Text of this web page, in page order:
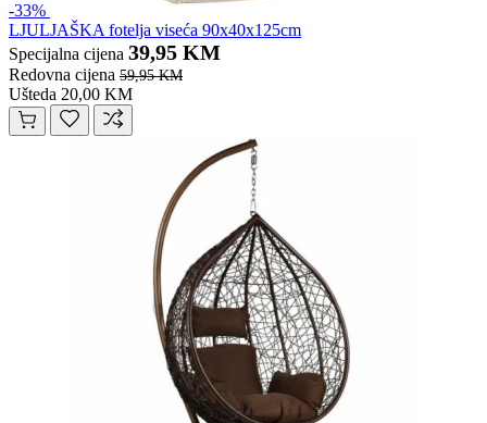
-33%
LJULJAŠKA fotelja viseća 90x40x125cm
Specijalna cijena 39,95 KM
Redovna cijena 59,95 KM
Ušteda 20,00 KM